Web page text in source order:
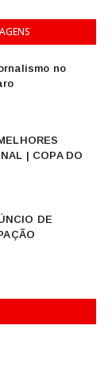
no
| COPA DO
DE